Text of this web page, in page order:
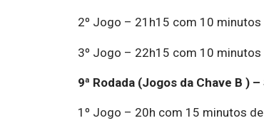
2º Jogo – 21h15 com 10 minutos
3º Jogo – 22h15 com 10 minutos
9ª Rodada (Jogos da Chave B )
1º Jogo – 20h com 15 minutos